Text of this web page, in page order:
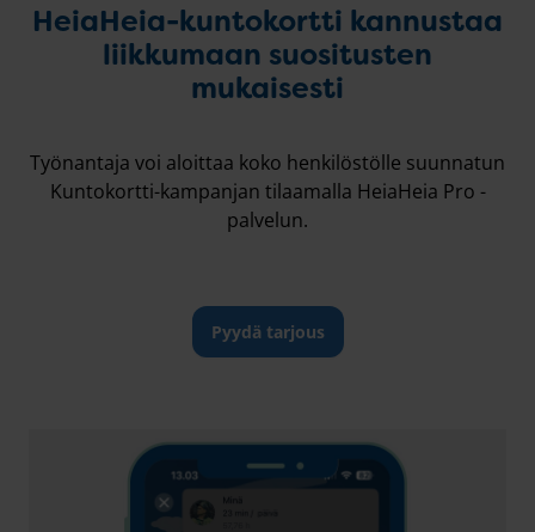
HeiaHeia-kuntokortti kannustaa
liikkumaan suositusten
mukaisesti
Työnantaja voi aloittaa koko henkilöstölle suunnatun
Kuntokortti-kampanjan tilaamalla HeiaHeia Pro -
palvelun.
Pyydä tarjous